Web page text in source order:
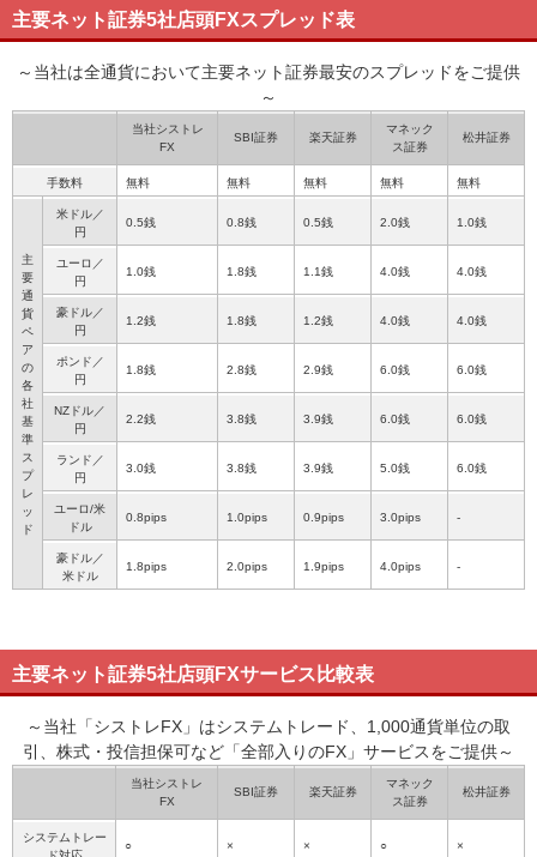
主要ネット証券5社店頭FXスプレッド表
～当社は全通貨において主要ネット証券最安のスプレッドをご提供
～
当社シストレ
FX
SBI証券 楽天証券
マネック
ス証券
松井証券
手数料 無料 無料 無料 無料 無料
主
要
通
貨
ペ
ア
の
各
社
基
準
ス
プ
レ
ッ
ド
米ドル／
円
0.5銭 0.8銭 0.5銭 2.0銭 1.0銭
ユーロ／
円
1.0銭 1.8銭 1.1銭 4.0銭 4.0銭
豪ドル／
円
1.2銭 1.8銭 1.2銭 4.0銭 4.0銭
ポンド／
円
1.8銭 2.8銭 2.9銭 6.0銭 6.0銭
NZドル／
円
2.2銭 3.8銭 3.9銭 6.0銭 6.0銭
ランド／
円
3.0銭 3.8銭 3.9銭 5.0銭 6.0銭
ユーロ/米
ドル
0.8pips 1.0pips 0.9pips 3.0pips -
豪ドル／
米ドル
1.8pips 2.0pips 1.9pips 4.0pips -
主要ネット証券5社店頭FXサービス比較表
～当社「シストレFX」はシステムトレード、1,000通貨単位の取
引、株式・投信担保可など「全部入りのFX」サービスをご提供～
当社シストレ
FX
SBI証券 楽天証券
マネック
ス証券
松井証券
システムトレー
○ × × ○ ×